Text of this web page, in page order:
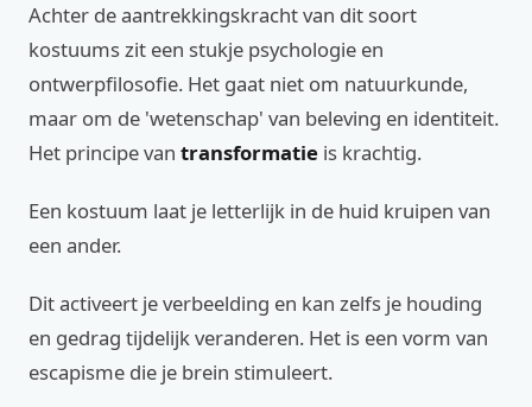
Achter de aantrekkingskracht van dit soort
kostuums zit een stukje psychologie en
ontwerpfilosofie. Het gaat niet om natuurkunde,
maar om de 'wetenschap' van beleving en identiteit.
Het principe van transformatie is krachtig.
Een kostuum laat je letterlijk in de huid kruipen van
een ander.
Dit activeert je verbeelding en kan zelfs je houding
en gedrag tijdelijk veranderen. Het is een vorm van
escapisme die je brein stimuleert.